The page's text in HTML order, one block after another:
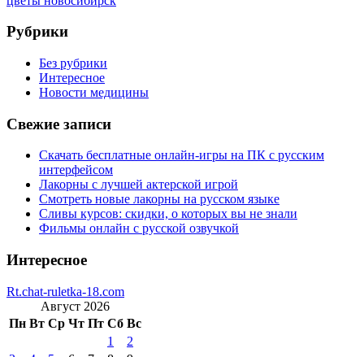
Рубрики
Без рубрики
Интересное
Новости медицины
Свежие записи
Скачать бесплатные онлайн-игры на ПК с русским
интерфейсом
Лакорны с лучшей актерской игрой
Смотреть новые лакорны на русском языке
Сливы курсов: скидки, о которых вы не знали
Фильмы онлайн с русской озвучкой
Интересное
Rt.chat-ruletka-18.com
Август 2026
Пн Вт Ср Чт Пт Сб Вс
1
2